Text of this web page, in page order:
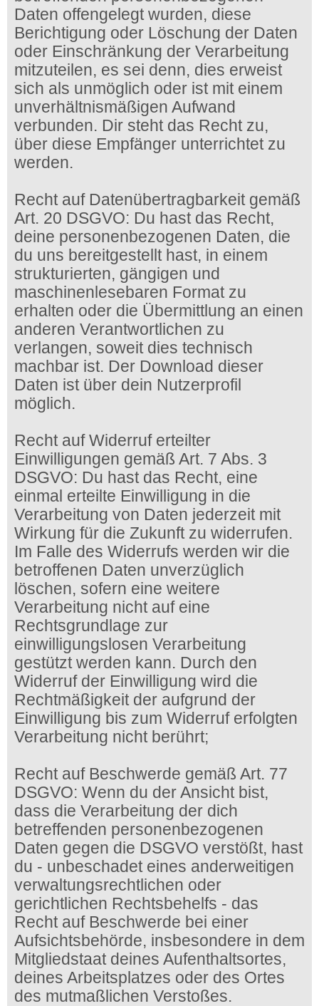
Daten offengelegt wurden, diese
Berichtigung oder Löschung der Daten
oder Einschränkung der Verarbeitung
mitzuteilen, es sei denn, dies erweist
sich als unmöglich oder ist mit einem
unverhältnismäßigen Aufwand
verbunden. Dir steht das Recht zu,
über diese Empfänger unterrichtet zu
werden.
Recht auf Datenübertragbarkeit gemäß
Art. 20 DSGVO: Du hast das Recht,
deine personenbezogenen Daten, die
du uns bereitgestellt hast, in einem
strukturierten, gängigen und
maschinenlesebaren Format zu
erhalten oder die Übermittlung an einen
anderen Verantwortlichen zu
verlangen, soweit dies technisch
machbar ist. Der Download dieser
Daten ist über dein Nutzerprofil
möglich.
Recht auf Widerruf erteilter
Einwilligungen gemäß Art. 7 Abs. 3
DSGVO: Du hast das Recht, eine
einmal erteilte Einwilligung in die
Verarbeitung von Daten jederzeit mit
Wirkung für die Zukunft zu widerrufen.
Im Falle des Widerrufs werden wir die
betroffenen Daten unverzüglich
löschen, sofern eine weitere
Verarbeitung nicht auf eine
Rechtsgrundlage zur
einwilligungslosen Verarbeitung
gestützt werden kann. Durch den
Widerruf der Einwilligung wird die
Rechtmäßigkeit der aufgrund der
Einwilligung bis zum Widerruf erfolgten
Verarbeitung nicht berührt;
Recht auf Beschwerde gemäß Art. 77
DSGVO: Wenn du der Ansicht bist,
dass die Verarbeitung der dich
betreffenden personenbezogenen
Daten gegen die DSGVO verstößt, hast
du - unbeschadet eines anderweitigen
verwaltungsrechtlichen oder
gerichtlichen Rechtsbehelfs - das
Recht auf Beschwerde bei einer
Aufsichtsbehörde, insbesondere in dem
Mitgliedstaat deines Aufenthaltsortes,
deines Arbeitsplatzes oder des Ortes
des mutmaßlichen Verstoßes.